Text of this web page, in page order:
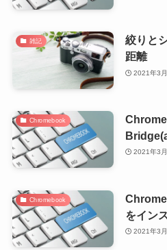
雑記
絞りと
距離
2021年3
Chromebook
2021年3
Chromebook
をイン
2021年3